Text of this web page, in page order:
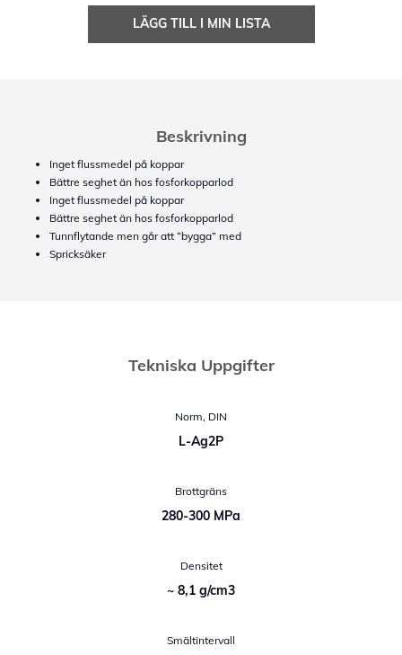
LÄGG TILL I MIN LISTA
Beskrivning
Inget flussmedel på koppar
Bättre seghet än hos fosforkopparlod
Inget flussmedel på koppar
Bättre seghet än hos fosforkopparlod
Tunnflytande men går att ”bygga” med
Spricksäker
Tekniska Uppgifter
Norm, DIN
L-Ag2P
Brottgräns
280-300 MPa
Densitet
~ 8,1 g/cm3
Smältintervall